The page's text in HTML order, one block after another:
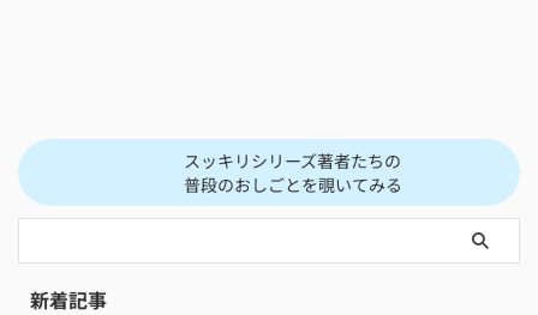
スッキリシリーズ著者たちの
普段のおしごとを覗いてみる
新着記事